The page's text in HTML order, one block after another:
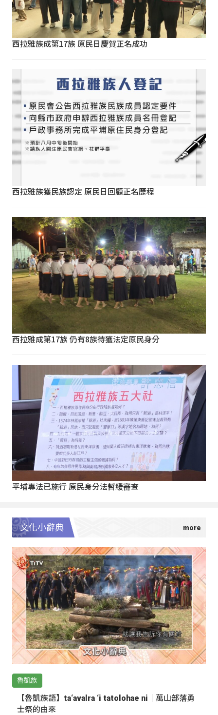
西拉雅族成第17族 原民日慶賀正名成功
西拉雅族獲民族認定 原民日回顧正名歷程
西拉雅成第17族 仍有8族待獲法定原民身分
平埔專法已施行 原民身分法暫緩審查
文化小辭典
魯凱族
【魯凱族語】ta‘avalra ‘i tatolohae ni｜萬山部落勇
士祭的由來